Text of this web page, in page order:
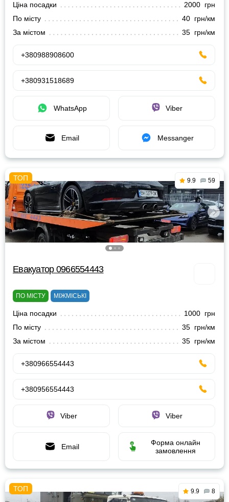
Ціна посадки
2000 грн
По місту
40 грн/км
За містом
35 грн/км
+380988908600
+380931518689
WhatsApp Viber
Email Messanger
9.9 59
Евакуатор 0966554443
ПО МІСТУ МІЖМІСЬКІ
Ціна посадки
1000 грн
По місту
35 грн/км
За містом
35 грн/км
+380966554443
+380956554443
Viber Viber
Email
Форма онлайн
замовлення
9.9 8